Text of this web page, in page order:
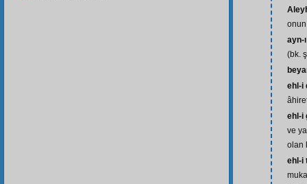
ayn-
(bk.
ehl-i
ehl-i
ve
olan
ehl-i